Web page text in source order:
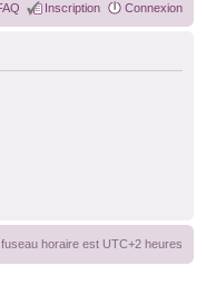
Inscription Connexion
fuseau horaire est UTC+2 heures